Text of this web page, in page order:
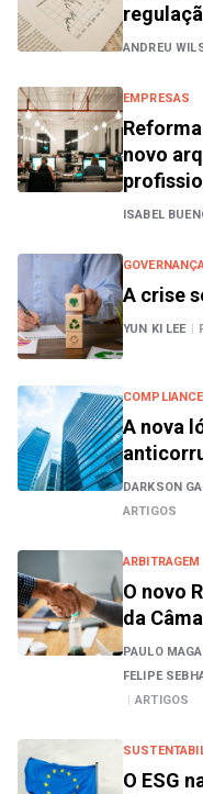
ANDREU
EMPRESAS
novo
ISABEL
A crise
YUN KI LEE |
COMPLIANCE
A nova
DARKSON
ARTIGOS
ARBITRAGEM
O novo
da
PAULO
FELIPE
| ARTIGOS
O ESG